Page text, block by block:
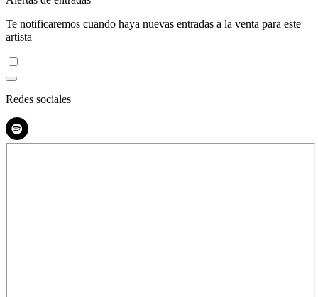
Te notificaremos cuando haya nuevas entradas a la venta para este
artista
Redes sociales